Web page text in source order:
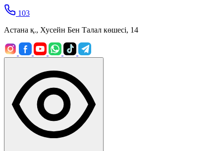
103
Астана қ., Хусейн Бен Талал көшесі, 14